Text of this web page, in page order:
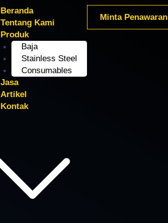
Minta Penawaran
Beranda
Tentang Kami
Produk
Baja
Stainless Steel
Consumables
Jasa
Artikel
Kontak